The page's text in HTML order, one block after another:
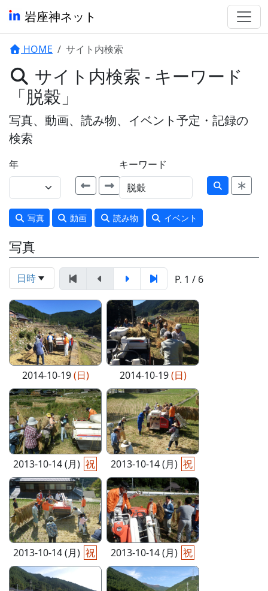
岩座神ネット
HOME サイト内検索
サイト内検索 - キーワード
「脱穀」
写真、動画、読み物、イベント予定・記録の
検索
年 キーワード
写真 動画 読み物 イベント
写真
日時 P. 1 / 6
2014-10-19(日) 2014-10-19(日)
2013-10-14 (月) 祝 2013-10-14 (月) 祝
2013-10-14 (月) 祝 2013-10-14 (月) 祝